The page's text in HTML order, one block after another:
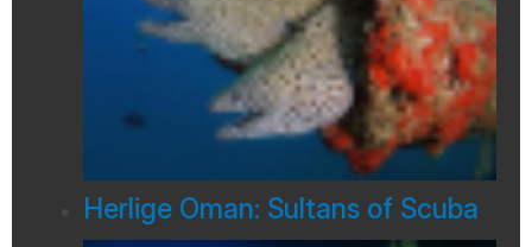
Herlige Oman: Sultans of Scuba